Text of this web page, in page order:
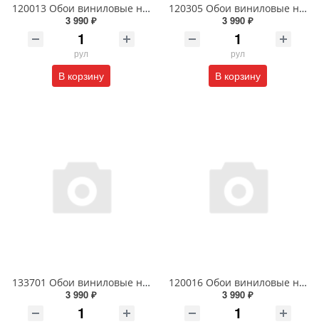
120013 Обои виниловые на флизелиновой основе 1.06 X 10м
3 990 ₽
рул
В корзину
120305 Обои виниловые на флизелиновой основе 1.06 X 10м
3 990 ₽
рул
В корзину
133701 Обои виниловые на флизелиновой основе 1.06 X 10м
3 990 ₽
120016 Обои виниловые на флизелиновой основе 1.06 X 10м
3 990 ₽